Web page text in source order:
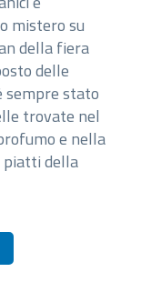
mistero su
della fiera
delle
stato
trovate nel
e nella
piatti della